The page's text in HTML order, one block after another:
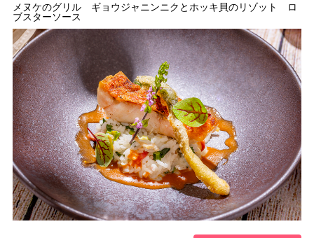
メヌケのグリル ギョウジャニンニクとホッキ貝のリゾット ロ
ブスターソース